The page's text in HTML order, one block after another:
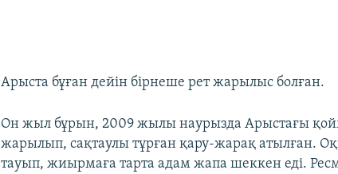
Арыста бұған дейін бірнеше рет жарылыс болған.
Он жыл бұрын, 2009 жылы наурызда Арыстағы
жарылып, сақтаулы тұрған қару-жарақ атылған.
тауып, жиырмаға тарта адам жапа шеккен еді.